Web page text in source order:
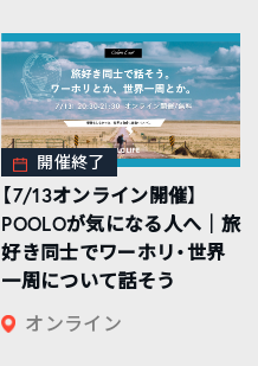
開催終了
【7/13オンライン開催】
POOLOが気になる人へ｜旅
好き同士でワーホリ・世界
一周について話そう
オンライン